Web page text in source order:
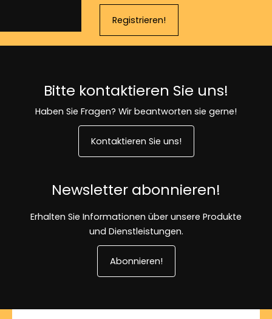
Registrieren!
Bitte kontaktieren Sie uns!
Haben Sie Fragen? Wir beantworten sie gerne!
Kontaktieren Sie uns!
Newsletter abonnieren!
Erhalten Sie Informationen über unsere Produkte
und Dienstleistungen.
Abonnieren!